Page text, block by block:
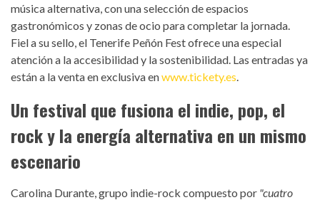
música alternativa, con una selección de espacios
gastronómicos y zonas de ocio para completar la jornada.
Fiel a su sello, el Tenerife Peñón Fest ofrece una especial
atención a la accesibilidad y la sostenibilidad. Las entradas ya
están a la venta en exclusiva enwww.tickety.es.
Un festival que fusiona el indie, pop, el
rock y la energía alternativa en un mismo
escenario
Carolina Durante, grupo indie-rock compuesto por "cuatro